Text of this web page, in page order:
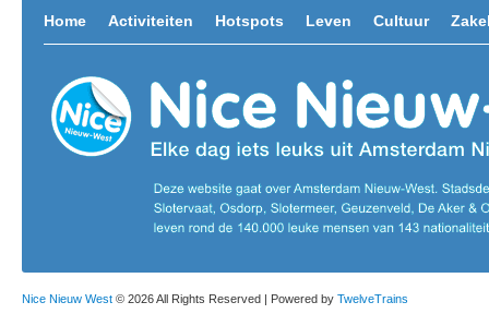
Home Activiteiten Hotspots Leven Cultuur
Nice Nieuw West © 2026 All Rights Reserved | Powered by TwelveTrains